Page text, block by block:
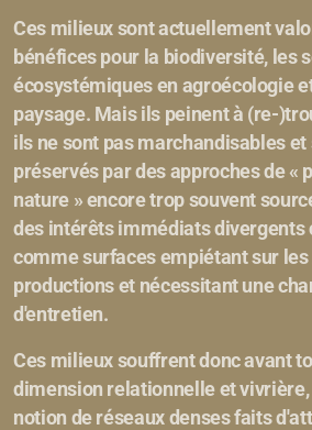
Ces milieux sont actuellement
bénéfices pour la biodiversité, les
écosystémiques en agroécologie
paysage. Mais ils peinent à (re-
ils ne sont pas marchandisables
préservés par des approches de «
nature » encore trop souvent
des intérêts immédiats divergents
comme surfaces empiétant sur les
productions et nécessitant une
d'entretien.
Ces milieux souffrent donc avant
dimension relationnelle et
notion de réseaux denses faits